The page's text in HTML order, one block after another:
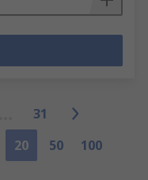
31
20 50 100